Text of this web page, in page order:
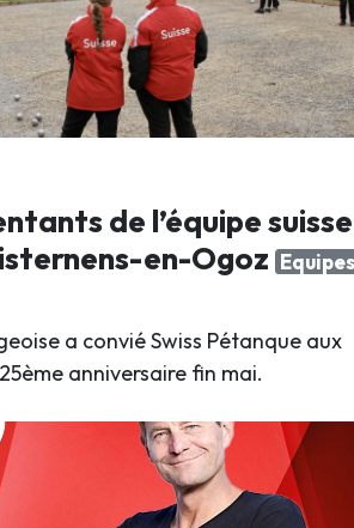
de l’équipe suisse
en-Ogoz Equipes
a convié Swiss Pétanque aux
anniversaire fin mai.